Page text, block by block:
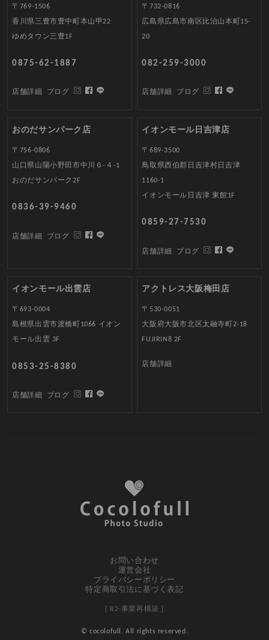
〒769-1506
香川県三豊市豊中町本山甲22
ゆめタウン三豊1F
0875-62-1887
店舗詳細 ブログ
〒732-0816
広島県広島市南区比治山本町15-
20
082-259-3000
店舗詳細 ブログ
おのだサンパーク店
〒756-0806
山口県山陽小野田市中川６-４-1
おのだサンパーク2F
0836-39-9460
店舗詳細 ブログ
イオンモール日吉津店
〒689-3500
鳥取県西伯郡日吉津村日吉津
1160-1
イオンモール日吉津 東館1F
0859-27-7530
店舗詳細 ブログ
イオンモール出雲店
〒693-0004
島根県出雲市渡橋町1066 イオン
モール出雲 3F
0853-25-8380
店舗詳細 ブログ
アクトレス大阪梅田店
〒530-0051
大阪府大阪市北区太融寺町2-18
FUJIRIN8 2F
店舗詳細
お問い合わせ
運営会社
プライバシーポリシー
特定商取引法に基づく表記
[ R2-事業再構築 ]
© cocolofull. All rights reserved.